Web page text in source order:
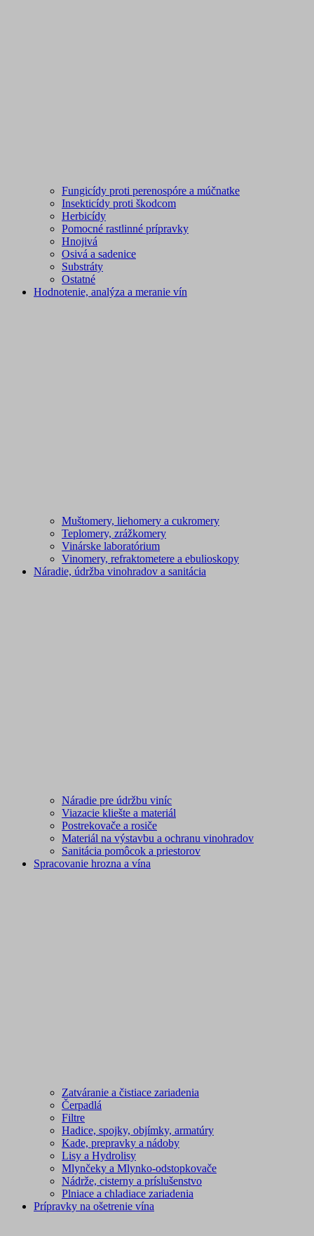
Fungicídy proti perenospóre a múčnatke
Insekticídy proti škodcom
Herbicídy
Pomocné rastlinné prípravky
Hnojivá
Osivá a sadenice
Substráty
Ostatné
Hodnotenie, analýza a meranie vín
Muštomery, liehomery a cukromery
Teplomery, zrážkomery
Vinárske laboratórium
Vinomery, refraktometere a ebulioskopy
Náradie, údržba vinohradov a sanitácia
Náradie pre údržbu viníc
Viazacie kliešte a materiál
Postrekovače a rosiče
Materiál na výstavbu a ochranu vinohradov
Sanitácia pomôcok a priestorov
Spracovanie hrozna a vína
Zatváranie a čistiace zariadenia
Čerpadlá
Filtre
Hadice, spojky, objímky, armatúry
Kade, prepravky a nádoby
Lisy a Hydrolisy
Mlynčeky a Mlynko-odstopkovače
Nádrže, cisterny a príslušenstvo
Plniace a chladiace zariadenia
Prípravky na ošetrenie vína